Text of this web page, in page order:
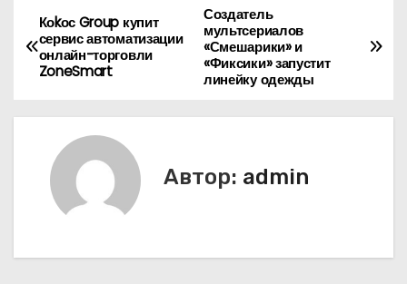
Н
а
ц
Создатель
мультсериалов
«Смешарики» и
«Фиксики» запустит
линейку одежды
Коkос Group купит
сервис автоматизации
онлайн-торговли
ZoneSmart
Автор: admin